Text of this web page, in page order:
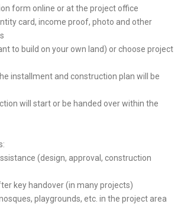
form online or at the project office
card, income proof, photo and other
to build on your own land) or choose project
installment and construction plan will be
will start or be handed over within the
(design, approval, construction
key handover (in many projects)
playgrounds, etc. in the project area